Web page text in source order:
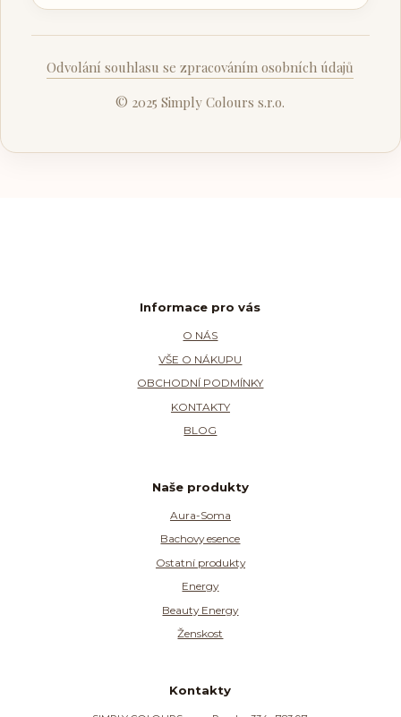
Odvolání souhlasu se zpracováním osobních údajů
© 2025 Simply Colours s.r.o.
Informace pro vás
O NÁS
VŠE O NÁKUPU
OBCHODNÍ PODMÍNKY
KONTAKTY
BLOG
Naše produkty
Aura-Soma
Bachovy esence
Ostatní produkty
Energy
Beauty Energy
Ženskost
Kontakty